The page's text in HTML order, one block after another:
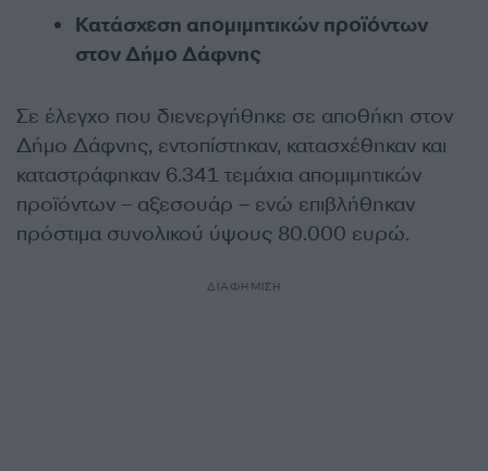
Κατάσχεση απομιμητικών προϊόντων
στον Δήμο Δάφνης
Σε έλεγχο που διενεργήθηκε σε αποθήκη στον
Δήμο Δάφνης, εντοπίστηκαν, κατασχέθηκαν και
καταστράφηκαν 6.341 τεμάχια απομιμητικών
προϊόντων – αξεσουάρ – ενώ επιβλήθηκαν
πρόστιμα συνολικού ύψους 80.000 ευρώ.
ΔΙΑΦΗΜΙΣΗ